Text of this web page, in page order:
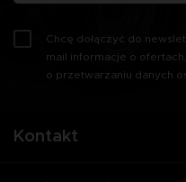
Kontakt
Chcę dołączyć do
mail informacje o
o przetwarzaniu danych